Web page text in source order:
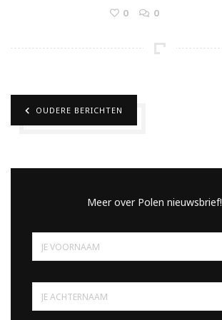
0 0
OUDERE BERICHTEN
Meer over Polen nieuwsbrief!